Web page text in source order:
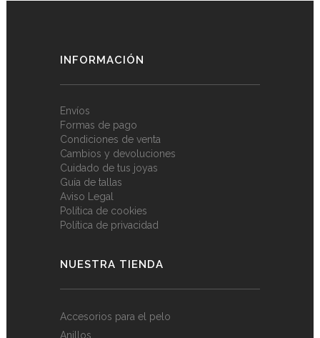
INFORMACIÓN
Envíos
Formas de pago
Condiciones de venta
Cambios y devoluciones
Cuidado de tus joyas
Guía de tallas
Aviso Legal
Política de cookies
Política de privacidad
NUESTRA TIENDA
Accesorios para el pelo
Anillos